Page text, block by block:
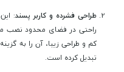
طراحی فشرده و کاربر پسند:
راحتی در فضای محدود نصب
کم و طراحی زیبا، آن را به
تبدیل کرده است.